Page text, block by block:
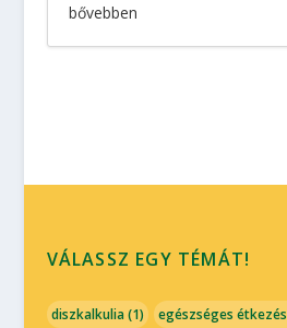
bővebben
VÁLASSZ EGY TÉMÁT!
diszkalkulia(1) egészséges étkezés